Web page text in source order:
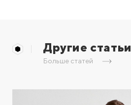
Другие статьи
Больше статей